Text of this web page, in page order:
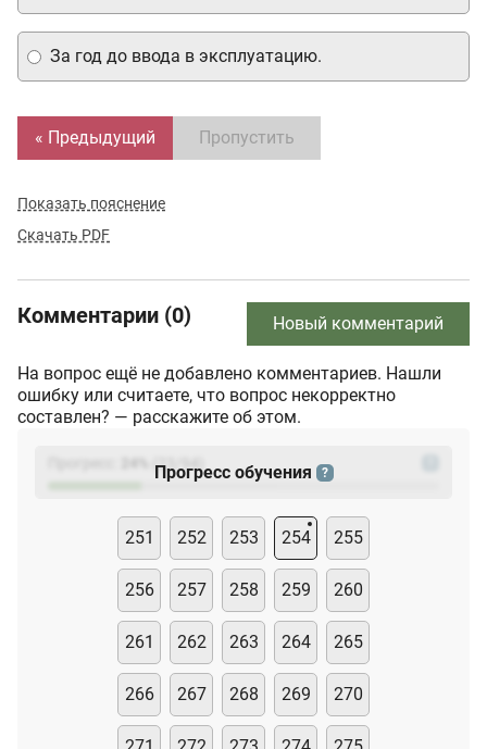
За год до ввода в эксплуатацию.
« Предыдущий Пропустить
Показать пояснение
Скачать PDF
Комментарии (0) Новый комментарий
На вопрос ещё не добавлено комментариев. Нашли
ошибку или считаете, что вопрос некорректно
составлен? — расскажите об этом.
(23
Прогресс обучения ?
251 252 253 254 255
256 257 258 259 260
261 262 263 264 265
266 267 268 269 270